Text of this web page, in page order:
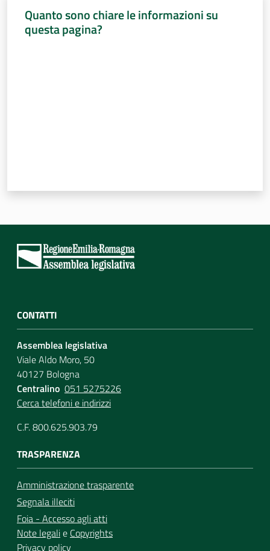
Quanto sono chiare le informazioni su
questa pagina?
CONTATTI
Assemblea legislativa
Viale Aldo Moro, 50
40127 Bologna
Centralino 051 5275226
Cerca telefoni e indirizzi
C.F. 800.625.903.79
TRASPARENZA
Amministrazione trasparente
Segnala illeciti
Foia - Accesso agli atti
Note legalie Copyrights
Privacy policy